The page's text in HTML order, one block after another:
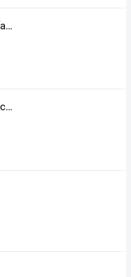
dresscode côté enfants
Le Dressing des Occasions d'Nj pour Enfants et Femmes